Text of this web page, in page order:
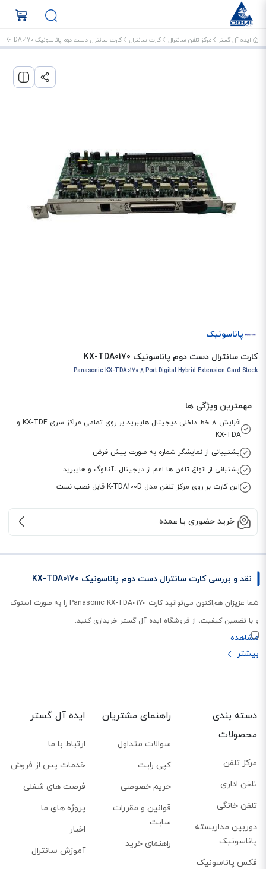
ایده آل گستر مرکز تلفن سانترال کارت سانترال کارت سانترال دست دوم پاناسونیک KX-TDA0170
پاناسونیک
کارت سانترال دست دوم پاناسونیک KX-TDA0170
Panasonic KX-TDA0170 8 Port Digital Hybrid Extension Card Stock
مهمترین ویژگی ها
افزایش 8 خط داخلی دیجیتال هایبرید بر روی تمامی مراکز سری KX-TDE و
KX-TDA
پشتیبانی از نمایشگر شماره به صورت پیش فرض
پشتبانی از انواع تلفن ها اعم از دیجیتال ،آنالوگ و هایبرید
این کارت بر روی مرکز تلفن مدل K-TDA100D قابل نصب نست
خرید حضوری یا عمده
نقد و بررسی کارت سانترال دست دوم پاناسونیک KX-TDA0170
شما عزیزان هم‌اکنون می‌توانید کارت Panasonic KX-TDA0170 را به صورت استوک
و با تضمین کیفیت، از فروشگاه ایده آل گستر خریداری کنید.
دسته بندی
محصولات
مرکز تلفن
تلفن اداری
تلفن خانگی
دوربین مداربسته
پاناسونیک
فکس پاناسونیک
راهنمای مشتریان
سوالات متداول
کپی رایت
حریم خصوصی
قوانین و مقررات
سایت
راهنمای خرید
ایده آل گستر
ارتباط با ما
خدمات پس از فروش
فرصت های شغلی
پروژه های ما
اخبار
آموزش سانترال